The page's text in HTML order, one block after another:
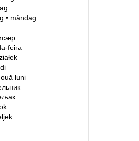
• måndag
feira
luni